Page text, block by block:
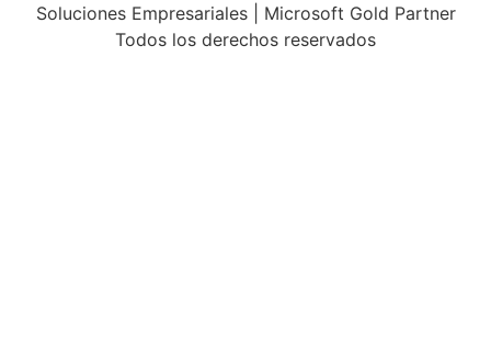
Soluciones Empresariales | Microsoft Gold Partner
Todos los derechos reservados